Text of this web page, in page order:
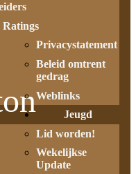
Privacystatement
Beleid omtrent
gedrag
Weblinks
Jeugd
Lid worden!
Wekelijkse
Update